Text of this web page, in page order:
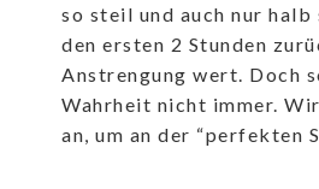
so steil und auch nur
den ersten 2 Stunden
Anstrengung wert. Doch
Wahrheit nicht immer.
an, um an der “perfekten